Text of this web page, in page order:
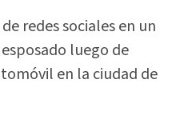
redes sociales en un
luego de
en la ciudad de